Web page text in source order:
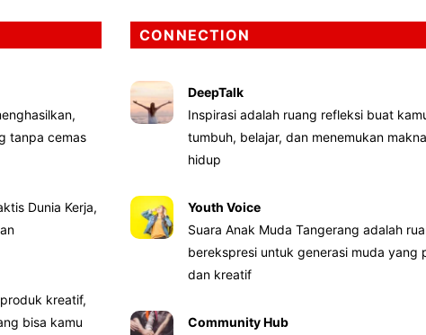
tanpa cemas
Dunia Kerja,
kreatif,
bisa kamu
CONNECTION
DeepTalk
Inspirasi adalah ruang refleksi buat
tumbuh, belajar, dan menemukan
hidup
Youth Voice
Suara Anak Muda Tangerang adalah
berekspresi untuk generasi muda yang
dan kreatif
Community Hub